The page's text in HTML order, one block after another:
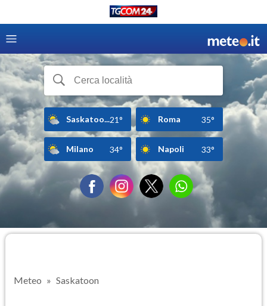
Saskatoo...21° Roma 35°
Milano 34° Napoli 33°
Meteo Saskatoon